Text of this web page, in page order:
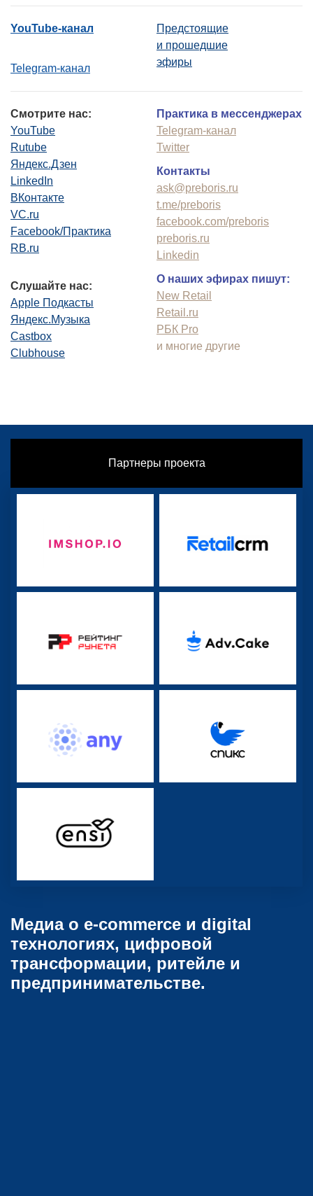
YouTube-канал
Telegram-канал
Предстоящие
и прошедшие
эфиры
Смотрите нас:
YouTube
Rutube
Яндекс.Дзен
LinkedIn
ВКонтакте
VC.ru
Facebook/Практика
RB.ru
Слушайте нас:
Apple Подкасты
Яндекс.Музыка
Castbox
Clubhouse
Практика в мессенджерах
Telegram-канал
Twitter
Контакты
ask@preboris.ru
t.me/preboris
facebook.com/preboris
preboris.ru
Linkedin
О наших эфирах пишут:
New Retail
Retail.ru
РБК Pro
и многие другие
Партнеры проекта
Медиа о e-commerce и digital
технологиях, цифровой
трансформации, ритейле и
предпринимательстве.